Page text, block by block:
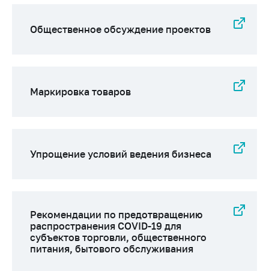
Общественное обсуждение проектов
Маркировка товаров
Упрощение условий ведения бизнеса
Рекомендации по предотвращению
распространения COVID-19 для
субъектов торговли, общественного
питания, бытового обслуживания